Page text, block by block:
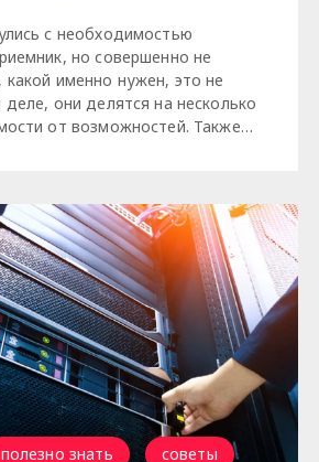
с необходимостью
но совершенно не
какой именно нужен, это не
они делятся на несколько
от возможностей. Также…
полезно знать советы